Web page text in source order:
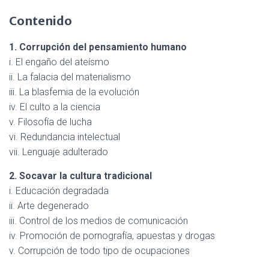
Contenido
1. Corrupción del pensamiento humano
i. El engaño del ateísmo
ii. La falacia del materialismo
iii. La blasfemia de la evolución
iv. El culto a la ciencia
v. Filosofía de lucha
vi. Redundancia intelectual
vii. Lenguaje adulterado
2. Socavar la cultura tradicional
i. Educación degradada
ii. Arte degenerado
iii. Control de los medios de comunicación
iv. Promoción de pornografía, apuestas y drogas
v. Corrupción de todo tipo de ocupaciones